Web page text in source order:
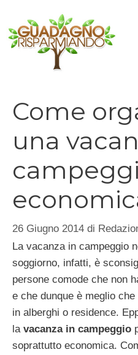
contenuto
Come
una
26 Giugno 2014 di
La vacanza in campeggio
soggiorno, infatti, è
persone comode che non
e che dunque è meglio
in alberghi o residence.
la vacanza in campeggio
soprattutto economica.